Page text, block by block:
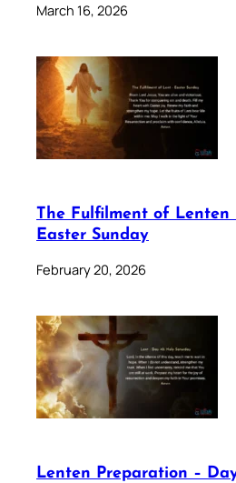
March 16, 2026
The Fulfilment of Lenten
Easter Sunday
February 20, 2026
Lenten Preparation –